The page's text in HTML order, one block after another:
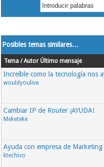
Posibles temas similares…
Tema / Autor Último mensaje
Increíble como la tecnología nos
wouldyoulive
Cambiar IP de Router ¡AYUDA!
Meketeke
Ayuda con empresa de Marketing
ktechivo